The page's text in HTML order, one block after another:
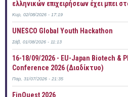
ελληνικών επιχειρήσεων έχει μπει
Κυρ, 02/08/2026 - 17:19
UNESCO Global Youth Hackathon
Σάβ, 01/08/2026 - 11:13
16-18/09/2026 - EU-Japan Biotech &
Conference 2026 (Διαδίκτυο)
Παρ, 31/07/2026 - 21:35
FinQuest 2026